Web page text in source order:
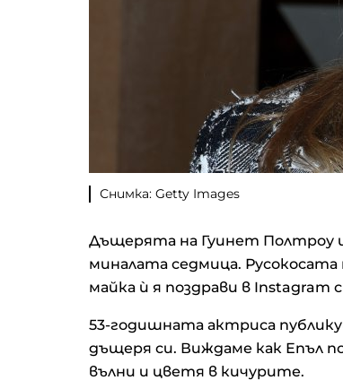
Снимка: Getty Images
Дъщерята на Гуинет Полтроу
миналата седмица.
майка ѝ я поздрави в
53-годишната актриса
дъщеря си. Виждаме как Епъл
вълни и цветя в кичурите.